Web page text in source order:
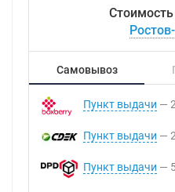
Самовывоз
Пункт выдачи
Пункт выдачи
Пункт выдачи